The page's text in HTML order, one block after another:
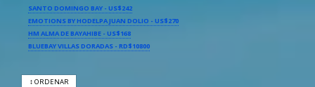
SANTO DOMINGO BAY - US$242
EMOTIONS BY HODELPA JUAN DOLIO - US$270
HM ALMA DE BAYAHIBE - US$168
BLUEBAY VILLAS DORADAS - RD$10800
↕ ORDENAR